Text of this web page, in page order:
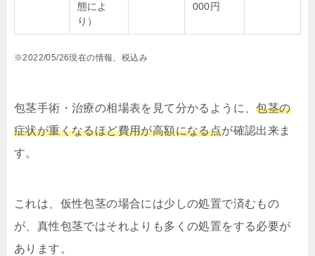
態によ
り）
000円
※2022/05/26現在の情報、税込み
包茎手術・治療の相場表を見て分かるように、包茎の
症状が重くなるほど費用が高額になる点が確認出来ま
す。
これは、仮性包茎の場合には少しの処置で済むもの
が、真性包茎ではそれよりも多くの処置をする必要が
あります。